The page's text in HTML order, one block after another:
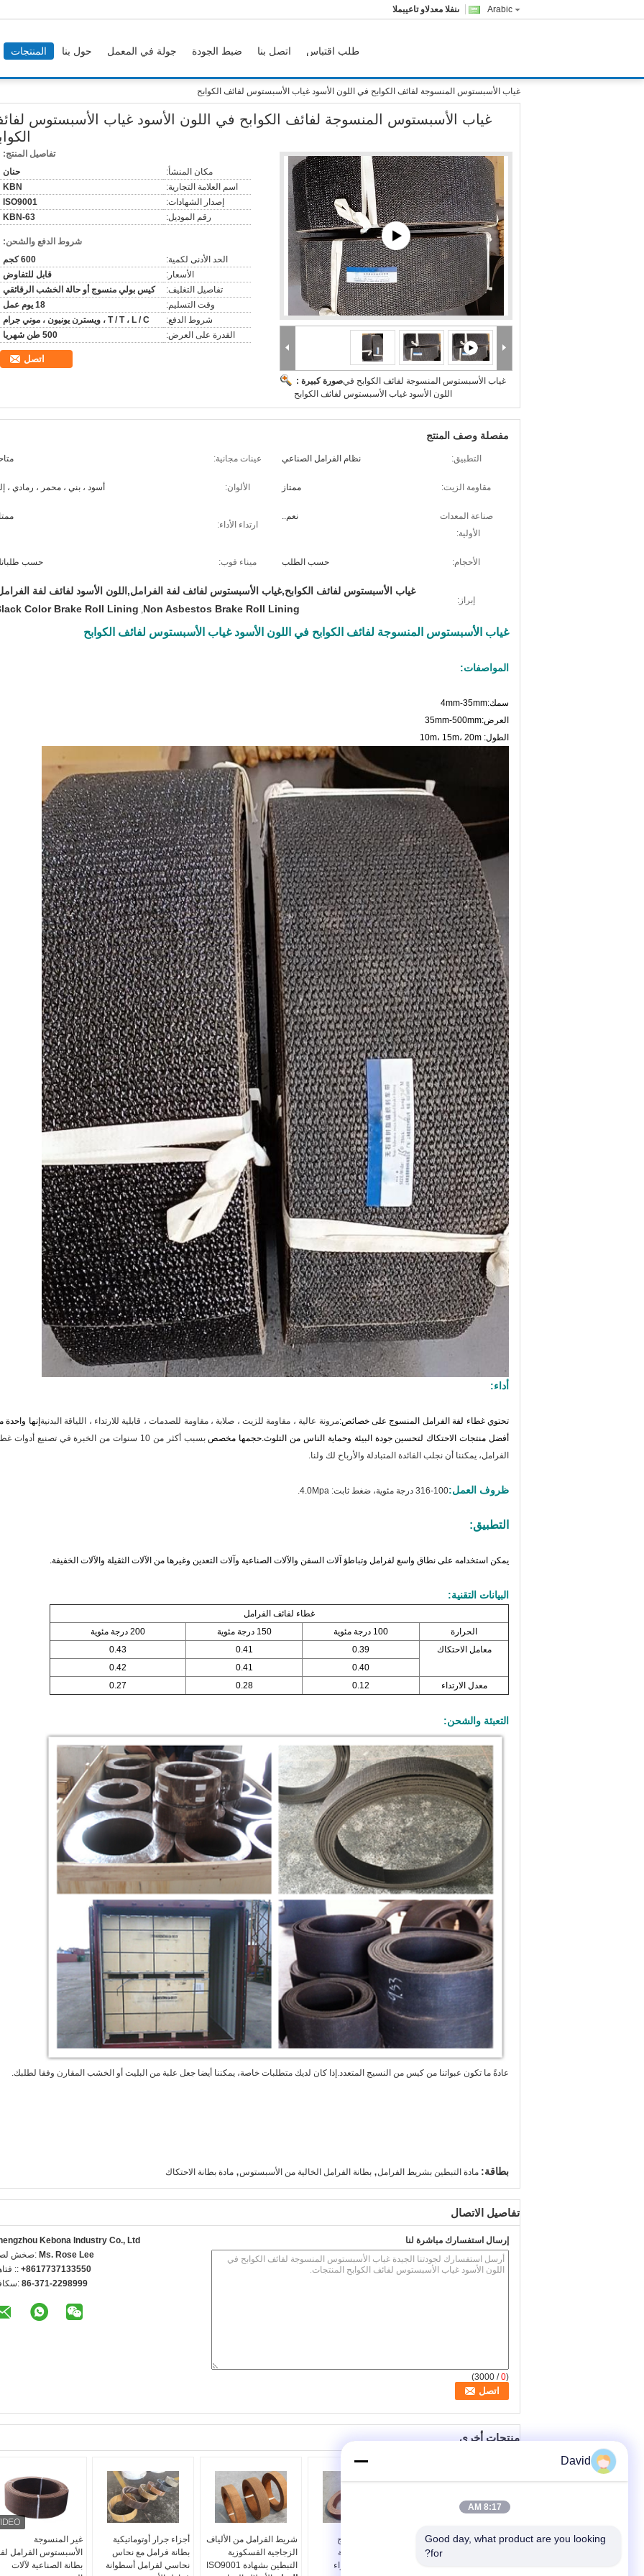
Arabic المبيعات والدعم الفنى
المنتجات حول بنا جولة في المعمل ضبط الجودة اتصل بنا طلب اقتباس
غياب الأسبستوس المنسوجة لفائف الكوابح في اللون الأسود غياب الأسبستوس لفائف الكوابح
غياب الأسبستوس المنسوجة لفائف الكوابح في اللون الأسود غياب الأسبستوس
صورة كبيرة :غياب الأسبستوس المنسوجة لفائف الكوابح في
اللون الأسود غياب الأسبستوس لفائف الكوابح
تفاصيل المنتج:
مكان المنشأ:
حنان
اسم العلامة التجارية:
KBN
إصدار الشهادات:
ISO9001
رقم الموديل:
KBN-63
شروط الدفع والشحن:
الحد الأدنى لكمية:
600 كجم
الأسعار:
قابل للتفاوض
تفاصيل التغليف:
كيس بولي منسوج أو حالة الخشب الرقائقي
وقت التسليم:
18 يوم عمل
شروط الدفع:
T / T ، L / C ، ويسترن يونيون ، موني جرام
القدرة على العرض:
500 طن شهريا
اتصل
مفصلة وصف المنتج
التطبيق: نظام الفرامل الصناعي عينات مجانية:
مقاومة الزيت: ممتاز الألوان: أسود ، بني ، محمر ، رمادي ،
صناعة المعدات
الأولية:
نعم..
ارتداء الأداء:
الأحجام: حسب الطلب ميناء فوب: حسب
إبراز:
غياب الأسبستوس لفائف الكوابح,غياب الأسبستوس لفائف لفة الفرامل,اللون الأسود لفائف لفة
Non Asbestos Brake Roll Lining
,
Color Brake Roll Lining
غياب الأسبستوس المنسوجة لفائف الكوابح في اللون الأسود غياب الأسبستوس لفائف الكوابح
المواصفات:
سمك:4mm-35mm
العرض:35mm-500mm
الطول: 10m، 15m، 20m
أداء:
تحتوي غطاء لفة الفرامل المنسوج على خصائص:مرونة عالية ، مقاومة للزيت ، صلابة ، مقاومة للصدمات ، قابلية للارتداء ، اللياقة البدنية إنها واحدة
أفضل منتجات الاحتكاك لتحسين جودة البيئة وحماية الناس من التلوث.حجمها مخصص
بسبب أكثر من 10 سنوات من الخبرة في تصنيع أدوات
الفرامل، يمكننا أن نجلب الفائدة المتبادلة والأرباح لك ولنا.
ظروف العمل:100-316 درجة مئوية، ضغط ثابت: 4.0Mpa.
التطبيق:
يمكن استخدامه على نطاق واسع لفرامل وتباطؤ آلات السفن والآلات الصناعية وآلات التعدين وغيرها من الآلات الثقيلة والآلات الخفيفة.
البيانات التقنية:
غطاء لفائف الفرامل
الحرارة
100 درجة مئوية 150 درجة مئوية
200 درجة مئوية
معامل الاحتكاك
0.39
0.41
0.43
0.40
0.41
0.42
معدل الارتداء
0.12
0.28
0.27
التعبئة والشحن:
عادةً ما تكون عبواتنا من كيس من النسيج المتعدد. إذا كان لديك متطلبات خاصة، يمكننا أيضا جعل علبة من البليت أو الخشب المقارن وفقا لطلبك.
بطاقة: مادة التبطين بشريط الفرامل, بطانة الفرامل الخالية من الأسبستوس, مادة بطانة الاحتكاك
تفاصيل الاتصال
Kebona Industry Co., Ltd
اتصل Ms. Rose Lee
+8617737133550
86-371-2298999
إرسال استفسارك مباشرة لنا
(
0
/ 3000)
منتجات أخرى
غير المنسوجة
الأسبستوس الفرامل
بطانة الصناعية لآلات
أجزاء جرار أوتوماتيكية
بطانة فرامل مع نحاس
نحاسي لفرامل أسطوانة
شريط الفرامل من الألياف
الزجاجية الفسكوزية
التبطين بشهادة ISO9001
الأسبستوس الراتنج
الفرامل لفة البطانة
الصناعية بطانة أجزاء
رافعة علوية لفرامل
الفرامل تبطين مثابرة
David
8:17 AM
Good day, what product are you looking
for?